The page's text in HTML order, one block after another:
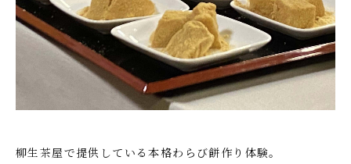
柳生茶屋で提供している本格わらび餅作り体験。